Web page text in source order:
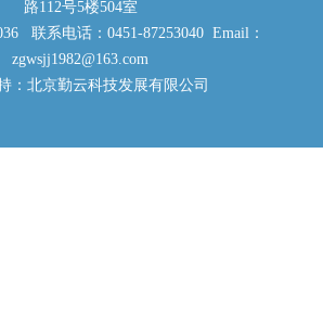
路112号5楼504室
联系电话：0451-87253040 Email：
zgwsjj1982@163.com
：北京勤云科技发展有限公司